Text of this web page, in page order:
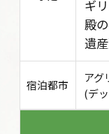
ギ
殿
遺産
宿泊都市
アグ
(デ